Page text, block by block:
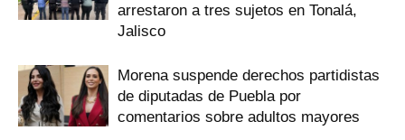
arrestaron a tres sujetos en Tonalá,
Jalisco
Morena suspende derechos partidistas
de diputadas de Puebla por
comentarios sobre adultos mayores